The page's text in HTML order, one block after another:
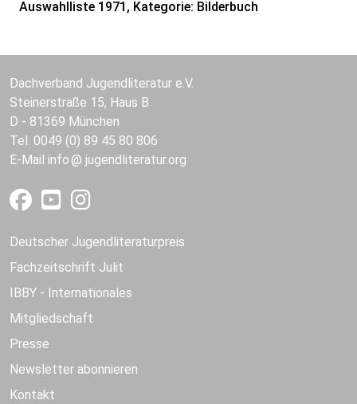
Auswahlliste 1971, Kategorie: Bilderbuch
Dachverband Jugendliteratur e.V.
Steinerstraße 15, Haus B
D - 81369 München
Tel. 0049 (0) 89 45 80 806
E-Mail info jugendliteratur.org
Deutscher Jugendliteraturpreis
Fachzeitschrift Julit
IBBY - Internationales
Mitgliedschaft
Presse
Newsletter abonnieren
Kontakt